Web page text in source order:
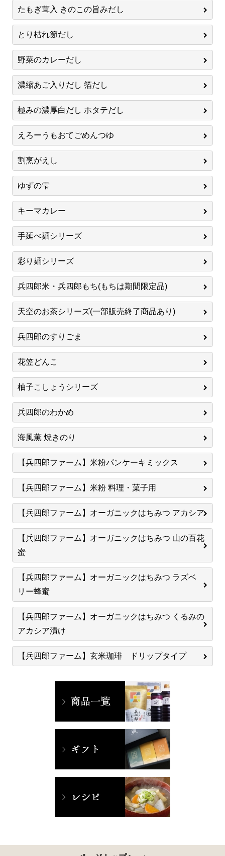
たもぎ茸入 きのこの旨みだし
とり枯れ節だし
野菜のカレーだし
濃縮あご入りだし 箔だし
極みの濃厚白だし ホタテだし
えろーうもおてごめんつゆ
割烹がえし
ゆずの雫
キーマカレー
手延べ麺シリーズ
彩り麺シリーズ
兵四郎米・兵四郎もち(もちは期間限定品)
天空のお茶シリーズ(一部販売終了商品あり)
兵四郎のすりごま
花笠どんこ
柚子こしょうシリーズ
兵四郎のわかめ
海風薫 焼きのり
【兵四郎ファーム】米粉パンケーキミックス
【兵四郎ファーム】米粉 料理・菓子用
【兵四郎ファーム】オーガニックはちみつ アカシア
【兵四郎ファーム】オーガニックはちみつ 山の百花
蜜
【兵四郎ファーム】オーガニックはちみつ ラズベ
リー蜂蜜
【兵四郎ファーム】オーガニックはちみつ くるみの
アカシア漬け
【兵四郎ファーム】玄米珈琲 ドリップタイプ